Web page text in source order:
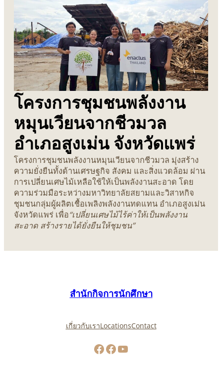
โครงการชุมชนพลังงาน
หมุนเวียนจากชีวมวล
อำเภอสูงเม่น จังหวัดแพร่
โครงการชุมชนพลังงานหมุนเวียนจากชีวมวล มุ่งสร้าง
ความยั่งยืนทั้งด้านเศรษฐกิจ สังคม และสิ่งแวดล้อม ผ่าน
การเปลี่ยนเศษไม้เหลือใช้ให้เป็นพลังงานสะอาด โดย
ความร่วมมือระหว่างมหาวิทยาลัยสยามและวิสาหกิจ
ชุมชนกลุ่มผู้ผลิตเชื้อเพลิงพลังงานทดแทน อำเภอสูงเม่น
จังหวัดแพร่ เพื่อ“เปลี่ยนเศษไม้ไร้ค่าให้เป็นพลังงาน
สะอาด สร้างรายได้ยั่งยืนให้ชุมชน”
สำนักกิจการนักศึกษา
เกี่ยวกับเราLocationsContact
Facebook Facebook YouTube